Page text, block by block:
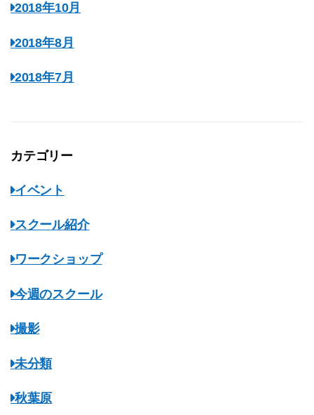
2018年10月
2018年8月
2018年7月
カテゴリー
イベント
スクール紹介
ワークショップ
今週のスクール
撮影
未分類
秋葉原